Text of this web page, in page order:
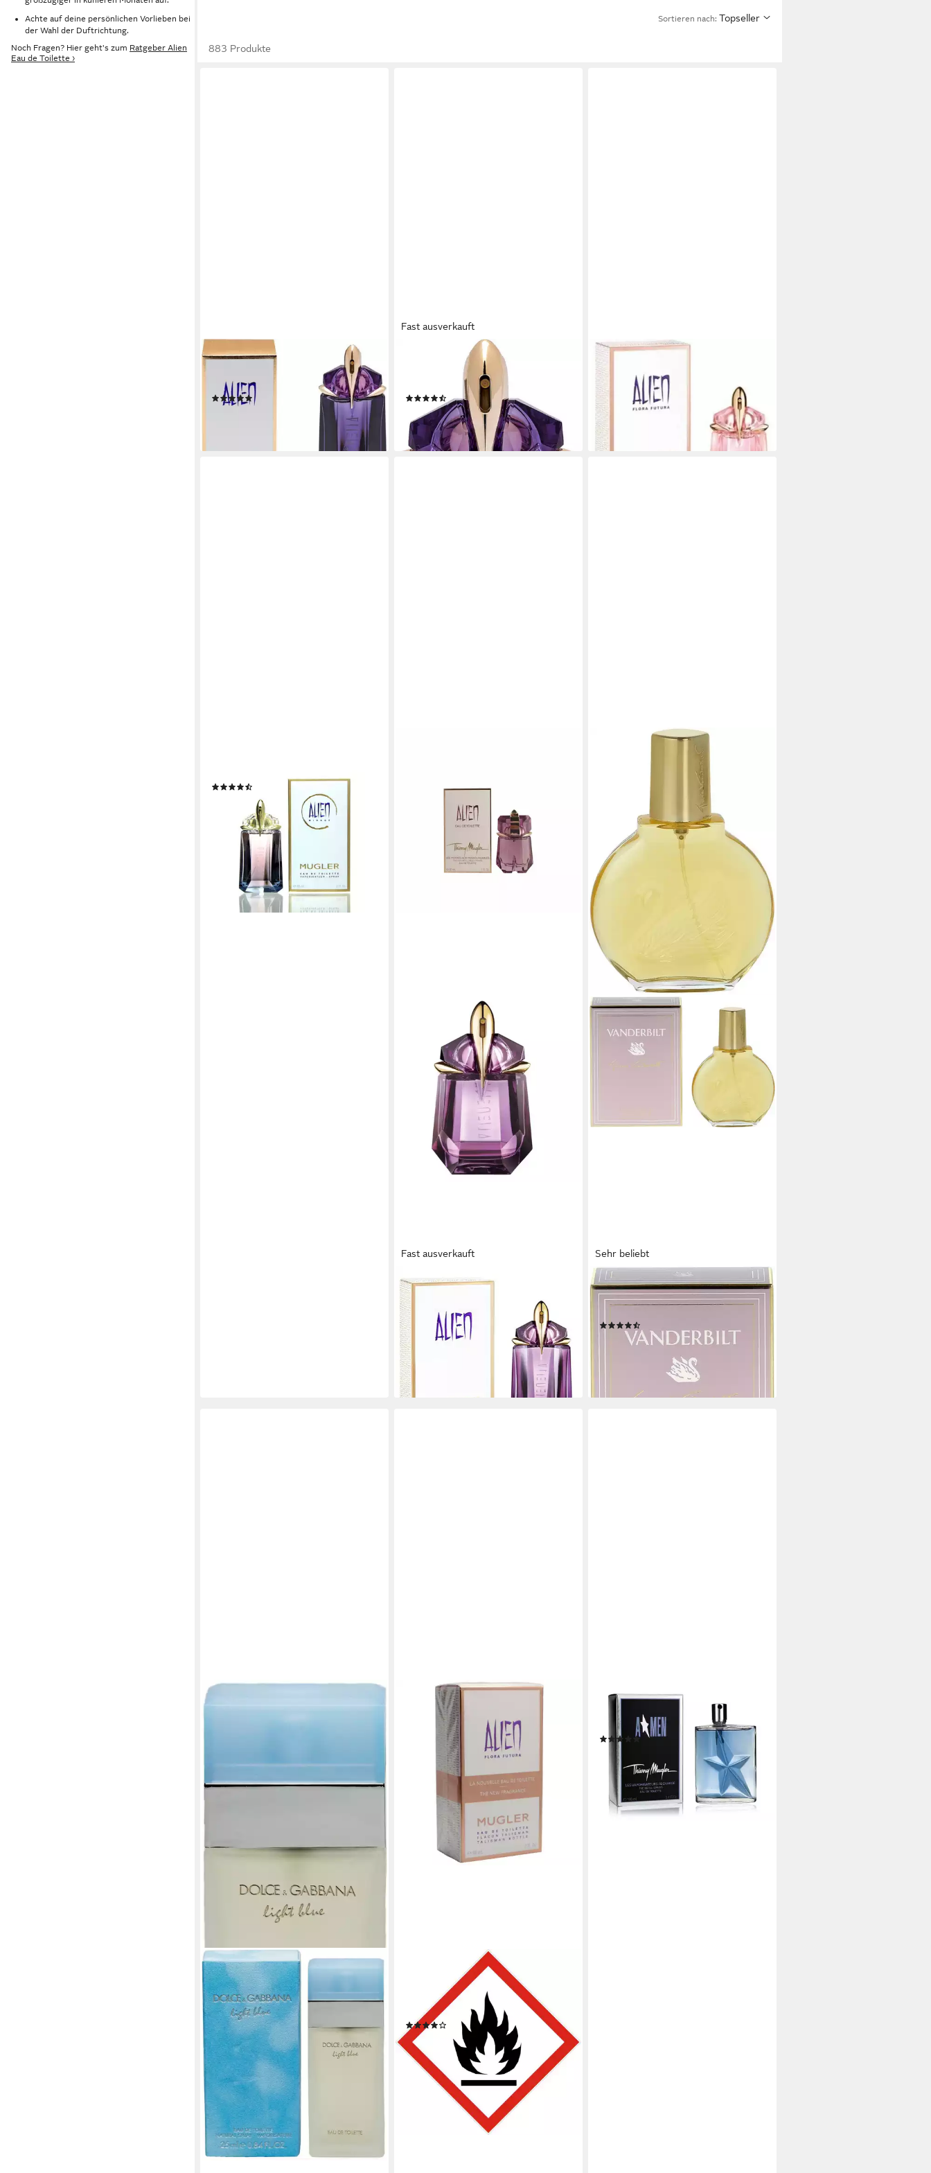
Achte auf deine persönlichen Vorlieben bei
der Wahl der Duftrichtung.
Noch Fragen? Hier geht's zum Ratgeber Alien
Eau de Toilette ›
Sortieren nach: Topseller
883 Produkte
MUGLER
Eau de Parfum Alien, Glasflakon,
Parfüm EDP, Damenduft
(562)
Fast ausverkauft
Eau de Toilette Alien, Glasflakon,
Parfüm EDT, Damenduft
(8)
ab 42,99 €
(1.433,00 €/ 1 l)
lieferbar - in 2-3 Werktagen bei dir
THIERRY MUGLER
Eau de Parfum Thierry Mugler Alien
Flora Futura EDT 30 ml, 1-tlg.
149,00 €
(4.966,67 €/ 1 l)
lieferbar - in 2-3 Werktagen bei dir
(116,58 €/ 100 ml)
lieferbar - in 2-3 Werktagen bei dir
Fast ausverkauft
MUGLER
Eau de Toilette Thierry Mugler Alien
Edt Spray
67,88 €
(2.262,67 €/ 1 l)
lieferbar - in 9-11 Werktagen bei dir
Sehr beliebt
VANDERBILT
Eau de Toilette Gloria, mit würzig
ab 8,99 € UVP
45,99 €
lieferbar - in 1-2 Werktagen bei dir
Eau de Toilette Mugler Alien Flora
Futura Eau de Toilette Spray 60 ml
Talisman Bottle
ab 159,00 €
(2.650,00 €/ 1 l)
lieferbar - in 2-3 Werktagen bei dir
MUGLER
Eau de Toilette AMen, Glasflakon,
Parfüm EDT, Herrenduft
(7)
ab 48,50 €
(485,00 €/ 1 l)
lieferbar - in 2-3 Werktagen bei dir